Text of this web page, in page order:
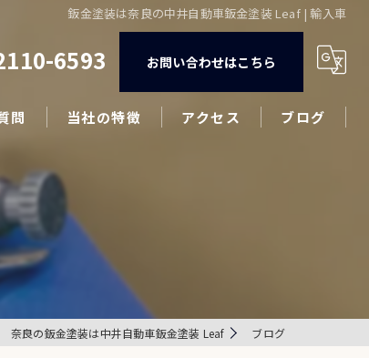
鈑金塗装は奈良の中井自動車鈑金塗装 Leaf | 輸入車
6593 お問い合わせはこちら
問 当社の特徴
中古車販売
輸入車
アクセス ブログ
奈良の鈑金塗装は中井自動車鈑金塗装 Leaf ブログ